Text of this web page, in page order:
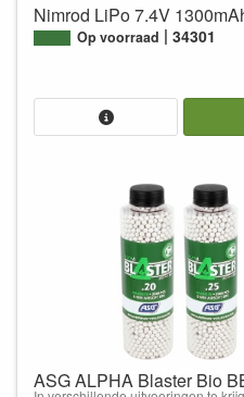
Nimrod LiPo 7.4V
Op voorraad 34301
ASG ALPHA Blaster Bio